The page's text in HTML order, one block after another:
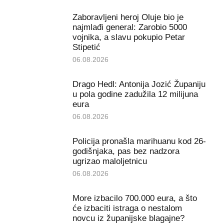
Zaboravljeni heroj Oluje bio je
najmlađi general: Zarobio 5000
vojnika, a slavu pokupio Petar
Stipetić
06.08.2026
Drago Hedl: Antonija Jozić Županiju
u pola godine zadužila 12 milijuna
eura
06.08.2026
Policija pronašla marihuanu kod 26-
godišnjaka, pas bez nadzora
ugrizao maloljetnicu
06.08.2026
More izbacilo 700.000 eura, a što
će izbaciti istraga o nestalom
novcu iz županijske blagajne?